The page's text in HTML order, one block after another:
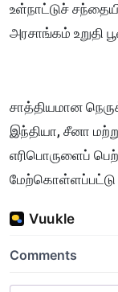
உள்நாட்டுச்
அரசாங்கம் உறுதி
சாத்தியமான
இந்தியா, சீனா
எரிபொருளைப்
மேற்கொள்ளப்பட்டு